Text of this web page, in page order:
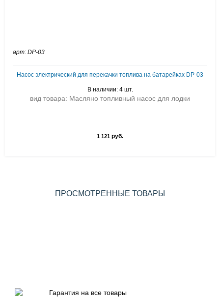
арт: DP-03
Насос электрический для перекачки топлива на батарейках DP-03
В наличии: 4 шт.
вид товара: Масляно топливный насос для лодки
1 121 руб.
ПРОСМОТРЕННЫЕ ТОВАРЫ
Гарантия на все товары